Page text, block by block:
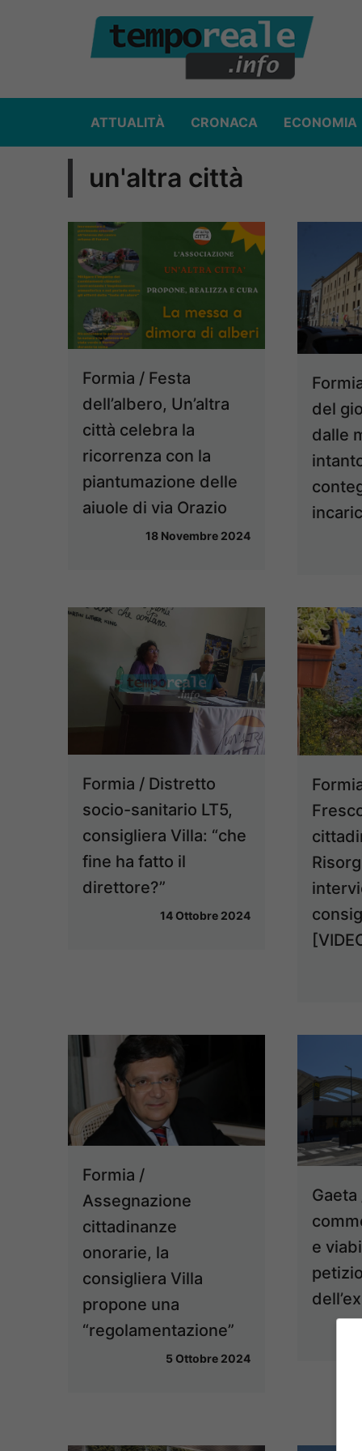
ATTUALITÀ CRONACA ECONOMIA
un'altra città
Formia / Festa
dell’albero, Un’altra
città celebra la
ricorrenza con la
piantumazione delle
aiuole di via Orazio
18 Novembre 2024
del
dalle
Formia / Distretto
socio-sanitario LT5,
consigliera Villa: “che
fine ha fatto il
direttore?”
14 Ottobre 2024
Formia /
Assegnazione
cittadinanze
onorarie, la
consigliera Villa
propone una
“regolamentazione”
5 Ottobre 2024
e